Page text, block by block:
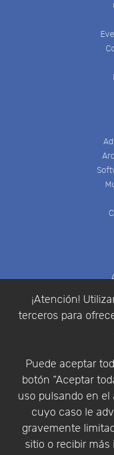
¡Atención!
terceros para
Puede aceptar
botón “Aceptar
uso pulsando en el
cuyo caso le
gravemente
sitio o recibir
Empresa|Aviso